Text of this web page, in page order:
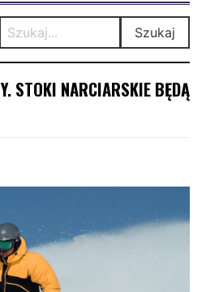
Szukaj
STOKI NARCIARSKIE BĘDĄ